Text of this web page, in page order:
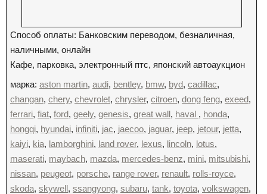
Способ оплаты: Банковским переводом, безналичная,
наличными, онлайн
Кафе, парковка, электронный птс, японский автоаукцион
марка: aston martin, audi, bentley, bmw, byd, cadillac,
changan, chery, chevrolet, chrysler, citroen, dong feng, exeed,
ferrari, fiat, ford, geely, genesis, great wall, haval , honda,
hongqi, hyundai, infiniti, jac, jaecoo, jaguar, jeep, jetour, jetta,
kaiyi, kia, lamborghini, land rover, lexus, lincoln, lotus,
maserati, maybach, mazda, mercedes-benz, mini, mitsubishi,
nissan, peugeot, porsche, range rover, renault, rolls-royce,
skoda, skywell, ssangyong, subaru, tank, toyota, volkswagen,